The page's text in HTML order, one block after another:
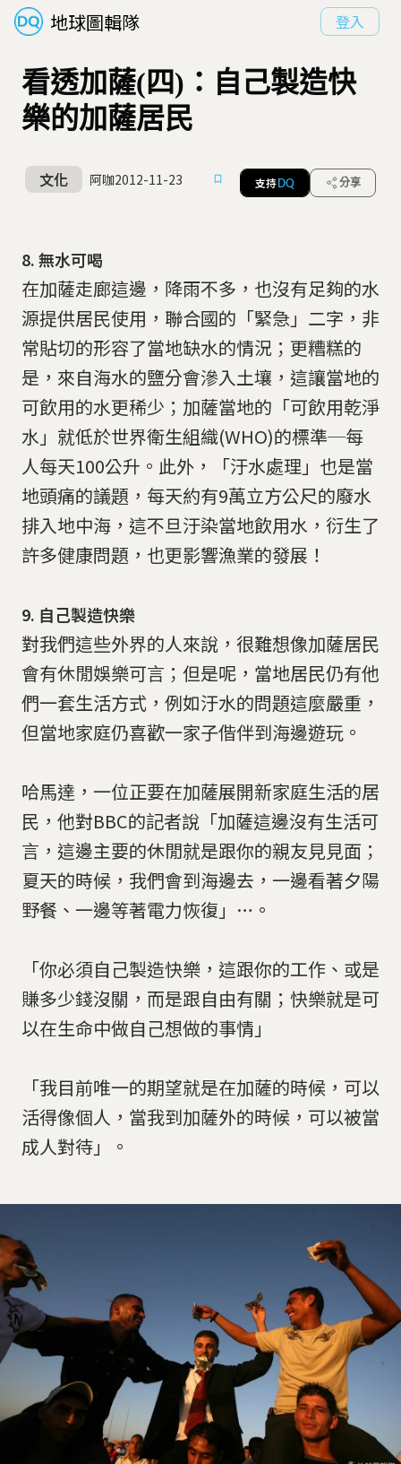
地球圖輯隊 登入
看透加薩(四)：自己製造快
樂的加薩居民
文化 阿咖2012-11-23 支持 DQ 分享
8. 無水可喝
在加薩走廊這邊，降雨不多，也沒有足夠的水
源提供居民使用，聯合國的「緊急」二字，非
常貼切的形容了當地缺水的情況；更糟糕的
是，來自海水的鹽分會滲入土壤，這讓當地的
可飲用的水更稀少；加薩當地的「可飲用乾淨
水」就低於世界衛生組織(WHO)的標準─每
人每天100公升。此外，「汙水處理」也是當
地頭痛的議題，每天約有9萬立方公尺的廢水
排入地中海，這不旦汙染當地飲用水，衍生了
許多健康問題，也更影響漁業的發展！
9. 自己製造快樂
對我們這些外界的人來說，很難想像加薩居民
會有休閒娛樂可言；但是呢，當地居民仍有他
們一套生活方式，例如汙水的問題這麼嚴重，
但當地家庭仍喜歡一家子偕伴到海邊遊玩。
哈馬達，一位正要在加薩展開新家庭生活的居
民，他對BBC的記者說「加薩這邊沒有生活可
言，這邊主要的休閒就是跟你的親友見見面；
夏天的時候，我們會到海邊去，一邊看著夕陽
野餐、一邊等著電力恢復」…。
「你必須自己製造快樂，這跟你的工作、或是
賺多少錢沒關，而是跟自由有關；快樂就是可
以在生命中做自己想做的事情」
「我目前唯一的期望就是在加薩的時候，可以
活得像個人，當我到加薩外的時候，可以被當
成人對待」。